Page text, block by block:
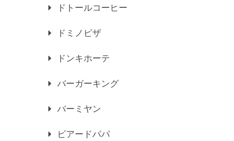
ドトールコーヒー
ドミノピザ
ドンキホーテ
バーガーキング
バーミヤン
ビアードパパ